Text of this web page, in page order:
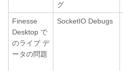
グ
Finesse
Desktop で
のライブ デ
ータの問題
SocketIO Debugs